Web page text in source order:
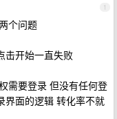
1
个问题
击开始一直失败
需要登录 但没有任何登
界面的逻辑 转化率不就